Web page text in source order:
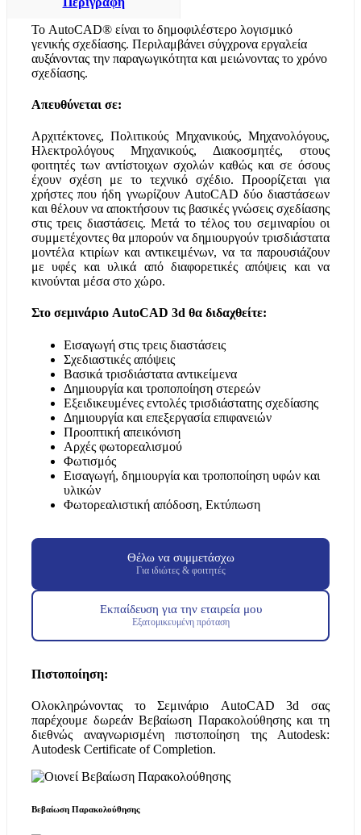
Το AutoCAD® είναι το δημοφιλέστερο λογισμικό
γενικής σχεδίασης. Περιλαμβάνει σύγχρονα εργαλεία
αυξάνοντας την παραγωγικότητα και μειώνοντας το χρόνο
σχεδίασης.
Απευθύνεται σε:
Αρχιτέκτονες, Πολιτικούς Μηχανικούς, Μηχανολόγους,
Ηλεκτρολόγους Μηχανικούς, Διακοσμητές, στους
φοιτητές των αντίστοιχων σχολών καθώς και σε όσους
έχουν σχέση με το τεχνικό σχέδιο. Προορίζεται για
χρήστες που ήδη γνωρίζουν AutoCAD δύο διαστάσεων
και θέλουν να αποκτήσουν τις βασικές γνώσεις σχεδίασης
στις τρεις διαστάσεις. Μετά το τέλος του σεμιναρίου οι
συμμετέχοντες θα μπορούν να δημιουργούν τρισδιάστατα
μοντέλα κτιρίων και αντικειμένων, να τα παρουσιάζουν
με υφές και υλικά από διαφορετικές απόψεις και να
κινούνται μέσα στο χώρο.
Στο σεμινάριο AutoCAD 3d θα διδαχθείτε:
Εισαγωγή στις τρεις διαστάσεις
Σχεδιαστικές απόψεις
Βασικά τρισδιάστατα αντικείμενα
Δημιουργία και τροποποίηση στερεών
Εξειδικευμένες εντολές τρισδιάστατης σχεδίασης
Δημιουργία και επεξεργασία επιφανειών
Προοπτική απεικόνιση
Αρχές φωτορεαλισμού
Φωτισμός
Εισαγωγή, δημιουργία και τροποποίηση υφών και
υλικών
Φωτορεαλιστική απόδοση, Εκτύπωση
Θέλω να συμμετάσχω
Για ιδιώτες & φοιτητές
Εκπαίδευση για την εταιρεία μου
Εξατομικευμένη πρόταση
Πιστοποίηση:
Ολοκληρώνοντας το Σεμινάριο AutoCAD 3d σας
παρέχουμε δωρεάν Βεβαίωση Παρακολούθησης και τη
διεθνώς αναγνωρισμένη πιστοποίηση της Autodesk:
Autodesk Certificate of Completion.
Βεβαίωση Παρακολούθησης